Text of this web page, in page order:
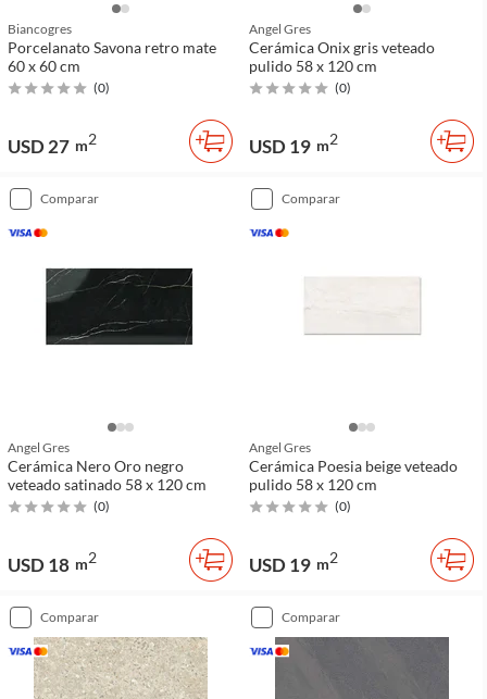
Biancogres
Porcelanato Savona retro mate
60 x 60 cm
(0)
USD 27 m2
Angel Gres
Cerámica Onix gris veteado
pulido 58 x 120 cm
(0)
USD 19 m2
comparar
Angel Gres
Cerámica Nero Oro negro
veteado satinado 58 x 120 cm
(0)
USD 18 m2
comparar
Angel Gres
Cerámica Poesia beige veteado
pulido 58 x 120 cm
(0)
USD 19 m2
comparar comparar